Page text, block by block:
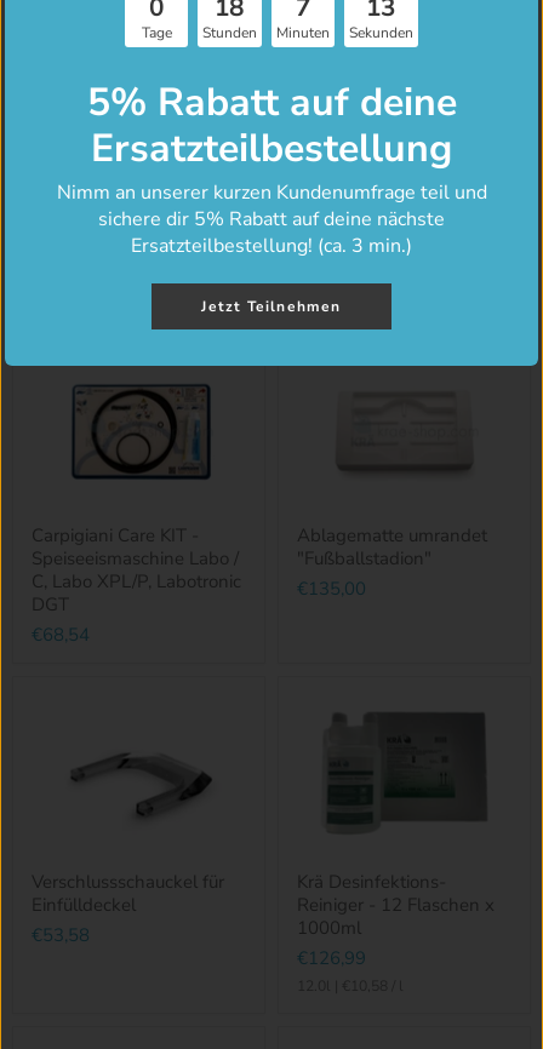
Carpigiani
Rührwerksmesser Metall
SET mit 2 Stück
(Labotronic RTL + HE)
Ablagematte flach
€140,40
Carpigiani Care KIT -
Speiseeismaschine Labo /
C, Labo XPL/P, Labotronic
DGT
€68,54
Ablagematte umrandet
"Fußballstadion"
€135,00
Verschlussschauckel für
Einfülldeckel
€53,58
Krä Desinfektions-
Reiniger - 12 Flaschen x
1000ml
€126,99
0
Tage
18
Stunden
7
Minuten
13
Sekunden
5% Rabatt auf deine
Ersatzteilbestellung
Nimm an unserer kurzen Kundenumfrage teil und
sichere dir 5% Rabatt auf deine nächste
Ersatzteilbestellung! (ca. 3 min.)
Jetzt Teilnehmen